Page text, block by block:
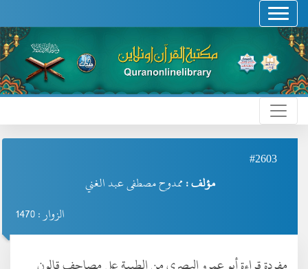
#2603
مؤلف : ممدوح مصطفى عبد الغني
الزوار : 1470